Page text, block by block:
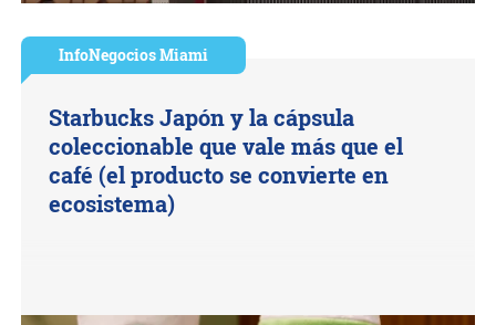
InfoNegocios Miami
Starbucks Japón y la cápsula
coleccionable que vale más que el
café (el producto se convierte en
ecosistema)